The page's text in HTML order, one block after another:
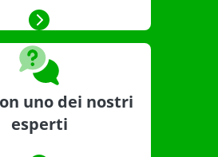
uno dei nostri
esperti